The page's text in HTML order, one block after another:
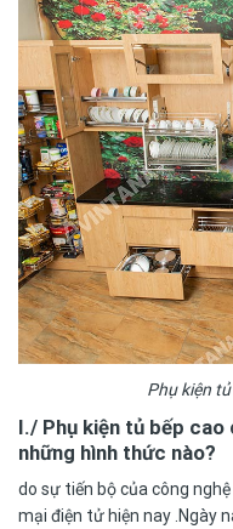
Phụ kiện
I./ Phụ kiện tủ bếp cao
những hình thức nào?
do sự tiến bộ của công
mại điện tử hiện nay .Ngày